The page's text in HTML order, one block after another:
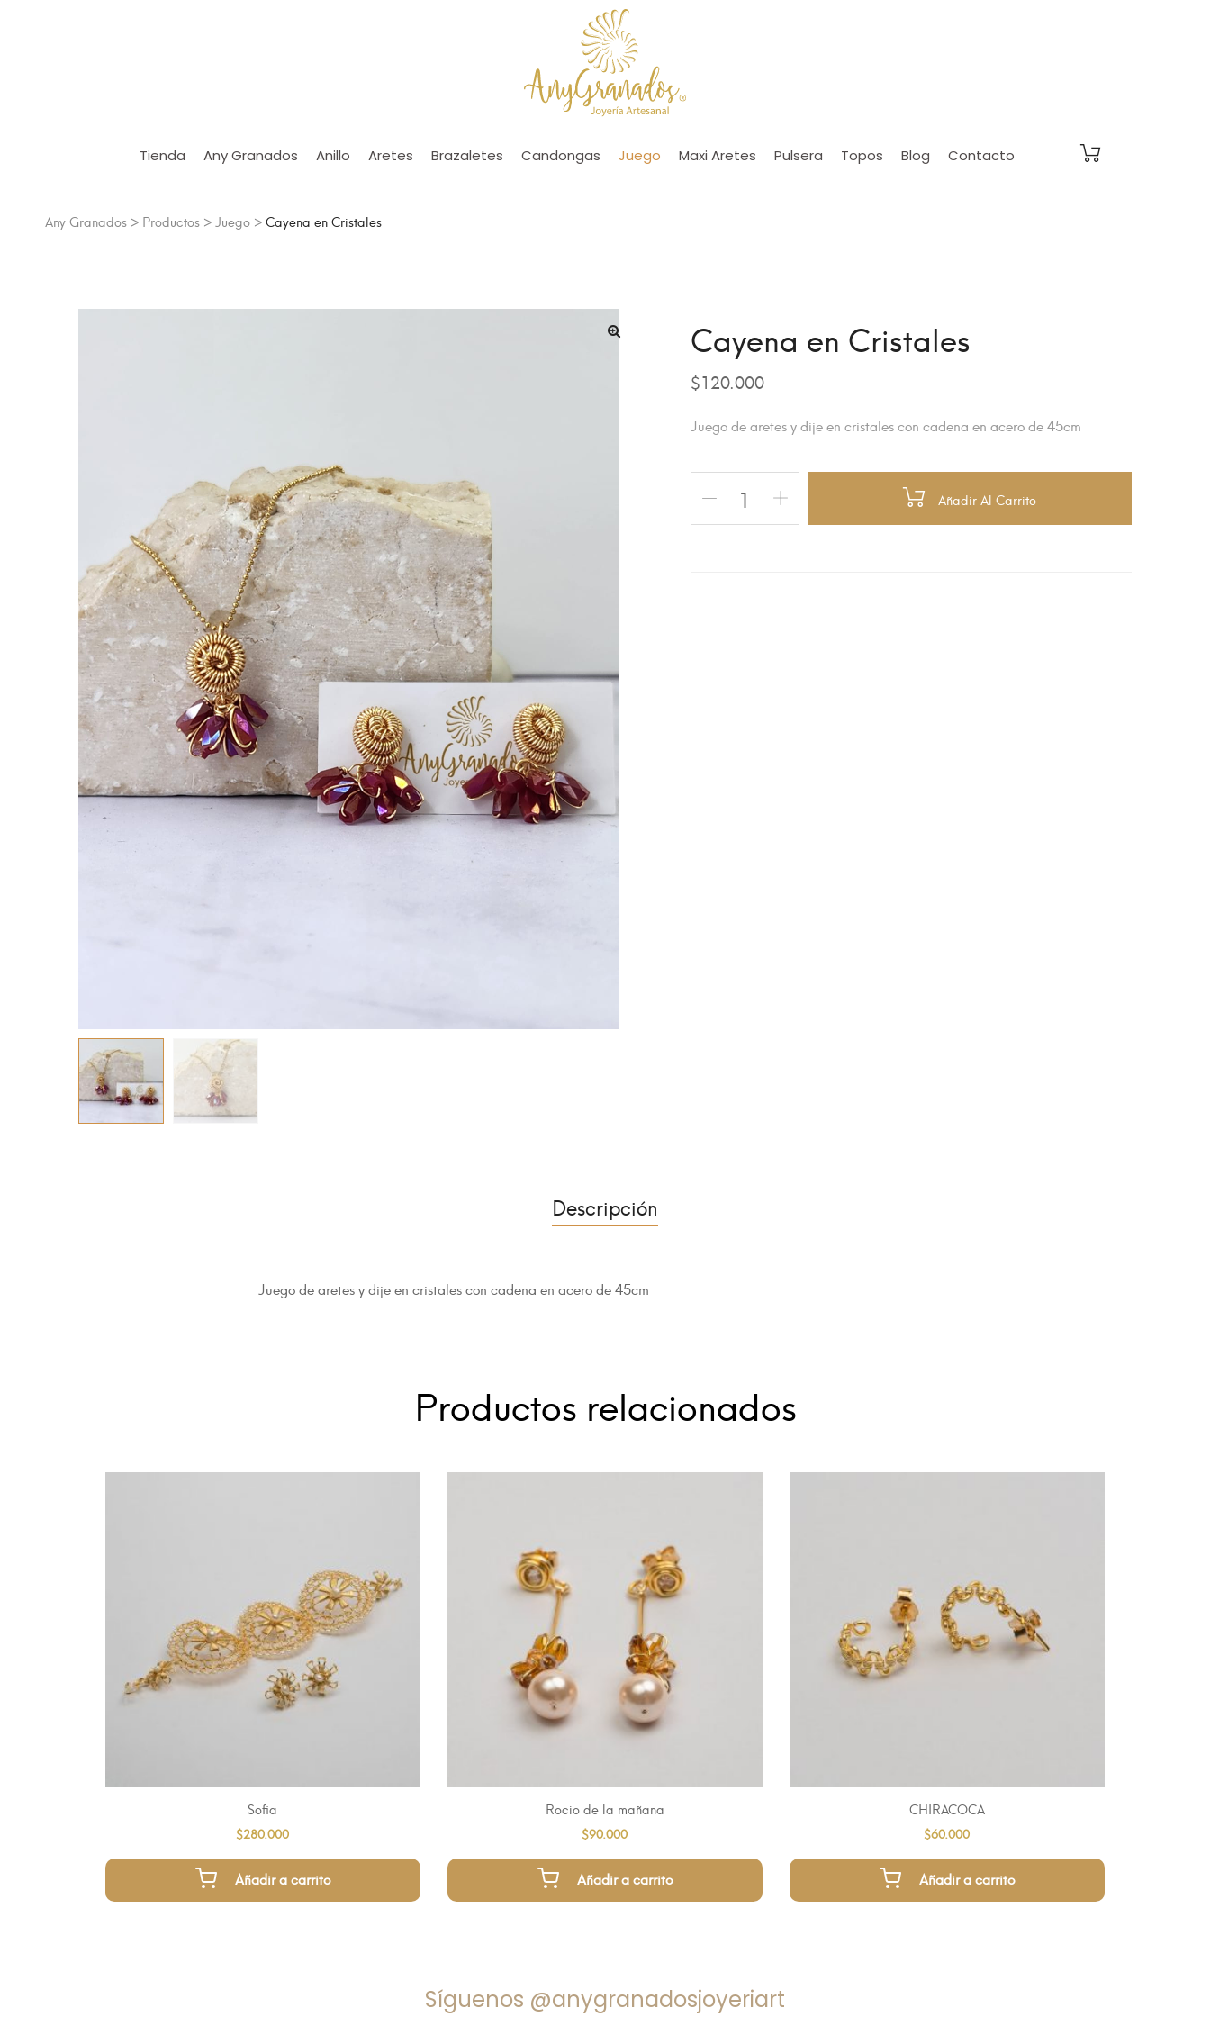
Tienda Any Granados Anillo Aretes Brazaletes Candongas Juego Maxi Aretes Pulsera Topos Blog Contacto
Any Granados > Productos >Juego >Cayena en Cristales
Cayena en Cristales
$120.000
Juego de aretes y dije en cristales con cadena en acero de 45cm
Añadir Al Carrito
Descripción
Juego de aretes y dije en cristales con cadena en acero de 45cm
Productos relacionados
Sofia
$280.000
Añadir a carrito
Rocio de la mañana
$90.000
Añadir a carrito
CHIRACOCA
$60.000
Añadir a carrito
Síguenos @anygranadosjoyeriart